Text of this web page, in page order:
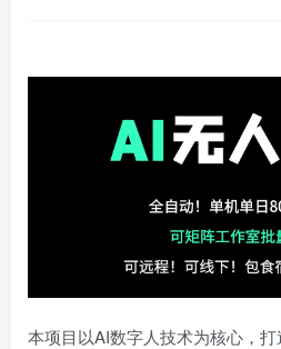
本项目以AI数字人技术为核心，